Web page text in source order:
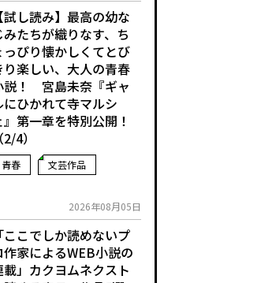
【試し読み】最高の幼な
みたちが織りなす、ち
っぴり懐かしくてとび
り楽しい、大人の青春
説！ 宮島未奈『ギャ
にひかれて寺マルシ
』第一章を特別公開！
（2/4）
青春 文芸作品
2026年08月05日
「ここでしか読めないプ
作家によるWEB小説の
」――カクヨムネクスト